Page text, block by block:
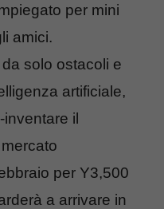
per mini
amici.
solo ostacoli e
artificiale,
inventare il
per Y3,500
a arrivare in